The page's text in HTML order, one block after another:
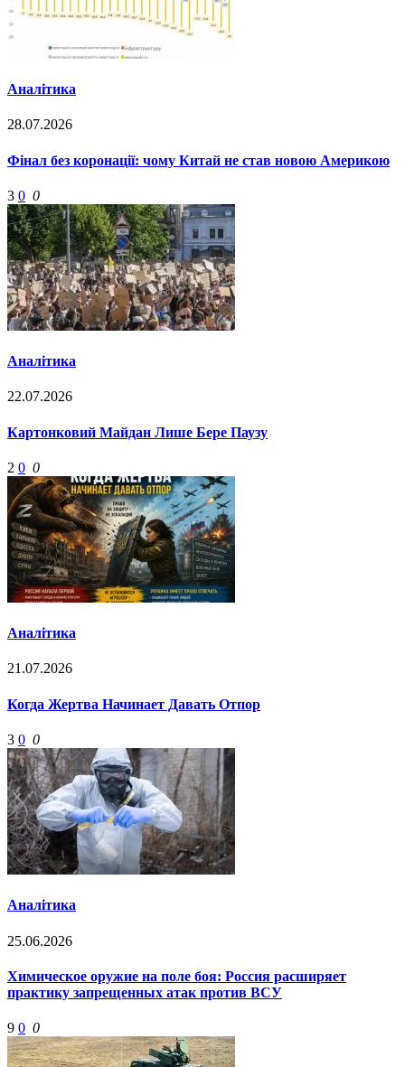
Аналітика
28.07.2026
Фінал без коронації: чому Китай не став новою Америкою
3 0 0
Аналітика
22.07.2026
Картонковий Майдан Лише Бере Паузу
2 0 0
Аналітика
21.07.2026
Когда Жертва Начинает Давать Отпор
3 0 0
Аналітика
25.06.2026
Химическое оружие на поле боя: Россия расширяет
практику запрещенных атак против ВСУ
9 0 0